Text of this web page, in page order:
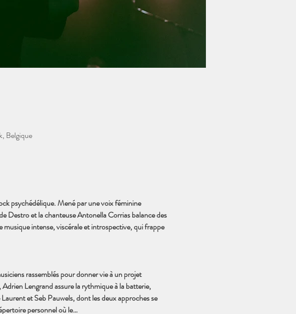
Belgique
psychédélique. Mené par une voix féminine
Destro et la chanteuse Antonella Corrias balance des
intense, viscérale et introspective, qui frappe
rassemblés pour donner vie à un projet
Lengrand assure la rythmique à la batterie,
et Seb Pauwels, dont les deux approches se
personnel où le…